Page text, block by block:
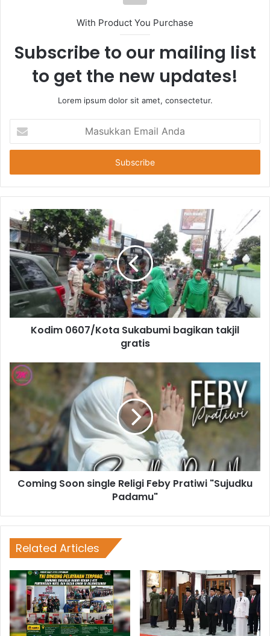
With Product You Purchase
Subscribe to our mailing list
to get the new updates!
Lorem ipsum dolor sit amet, consectetur.
Email
Anda
Kodim 0607/Kota Sukabumi bagikan takjil
gratis
Coming Soon single Religi Feby Pratiwi "Sujudku
Padamu"
Related Articles